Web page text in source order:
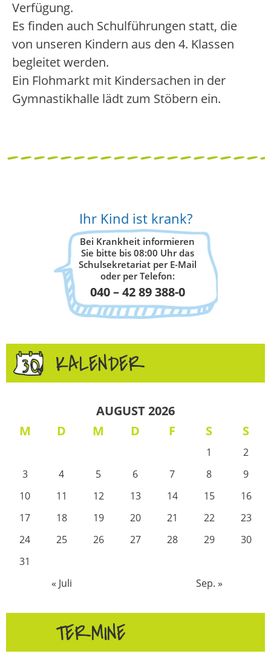
Verfügung.
Es finden auch Schulführungen statt, die
von unseren Kindern aus den 4. Klassen
begleitet werden.
Ein Flohmarkt mit Kindersachen in der
Gymnastikhalle lädt zum Stöbern ein.
Ihr Kind ist krank?
Bei Krankheit informieren
Sie bitte bis 08:00 Uhr das
Schulsekretariat per E-Mail
oder per Telefon:
040 – 42 89 388-0
KALENDER
AUGUST 2026
M
D M D F S S
1
2
3
4 5 6 7 8
9
10
11 12 13 14 15
16
17
18 19 20 21 22
23
24
25 26 27 28 29
30
31
« Juli
Sep. »
TERMINE